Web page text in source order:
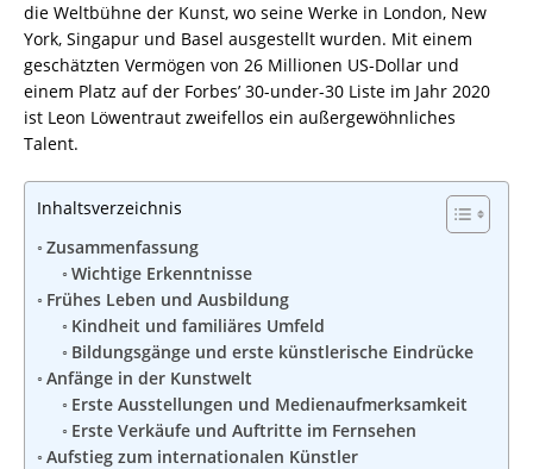
die Weltbühne der Kunst, wo seine Werke in London, New
York, Singapur und Basel ausgestellt wurden. Mit einem
geschätzten Vermögen von 26 Millionen US-Dollar und
einem Platz auf der Forbes’ 30-under-30 Liste im Jahr 2020
ist Leon Löwentraut zweifellos ein außergewöhnliches
Talent.
Inhaltsverzeichnis
Zusammenfassung
Wichtige Erkenntnisse
Frühes Leben und Ausbildung
Kindheit und familiäres Umfeld
Bildungsgänge und erste künstlerische Eindrücke
Anfänge in der Kunstwelt
Erste Ausstellungen und Medienaufmerksamkeit
Erste Verkäufe und Auftritte im Fernsehen
Aufstieg zum internationalen Künstler